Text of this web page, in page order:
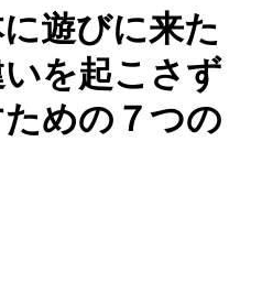
遊びに来た
を起こさず
めの７つの